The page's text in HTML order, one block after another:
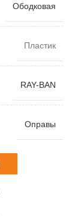
Ободковая
Пластик
RAY-BAN
Оправы